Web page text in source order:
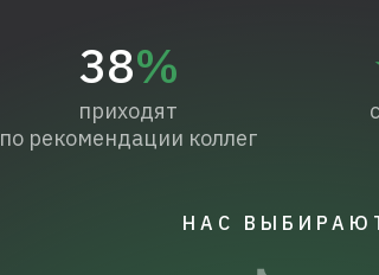
НАС
38%
приходят
по рекомендации коллег